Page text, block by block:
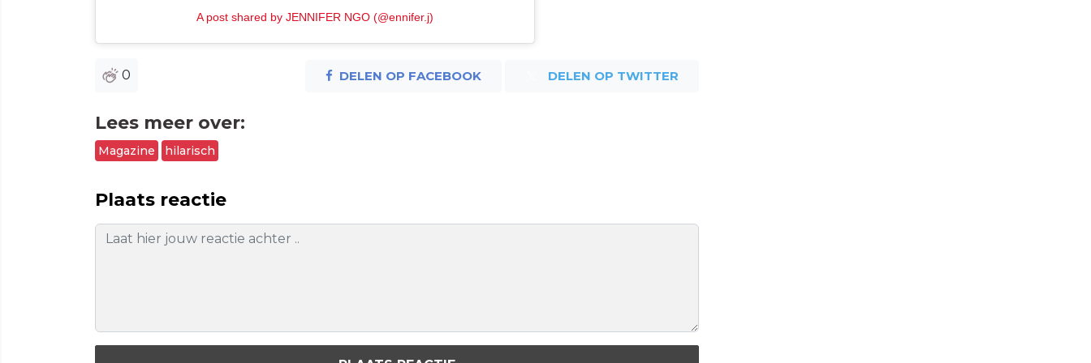
A post shared by JENNIFER NGO (@ennifer.j)
0 DELEN OP FACEBOOK DELEN OP TWITTER
Lees meer over:
Magazine hilarisch
Plaats reactie